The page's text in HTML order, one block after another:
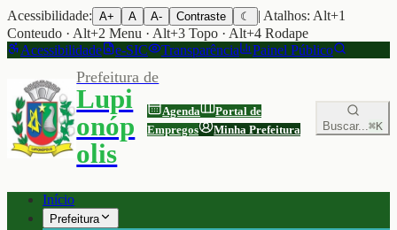
Acessibilidade: A+ A A- Contraste ☾
| Atalhos: Alt+1
Conteudo · Alt+2 Menu · Alt+3 Topo · Alt+4 Rodape
Acessibilidade
e-SIC Transparência Painel Público
Prefeitura de
Lupi
onóp
olis
Agenda
Portal de
Empregos
Minha Prefeitura Buscar...⌘K
Início
Prefeitura